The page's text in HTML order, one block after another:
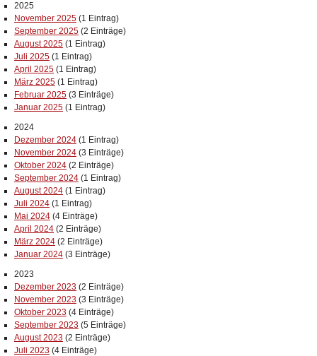
2025
November 2025 (1 Eintrag)
September 2025 (2 Einträge)
August 2025 (1 Eintrag)
Juli 2025 (1 Eintrag)
April 2025 (1 Eintrag)
März 2025 (1 Eintrag)
Februar 2025 (3 Einträge)
Januar 2025 (1 Eintrag)
2024
Dezember 2024 (1 Eintrag)
November 2024 (3 Einträge)
Oktober 2024 (2 Einträge)
September 2024 (1 Eintrag)
August 2024 (1 Eintrag)
Juli 2024 (1 Eintrag)
Mai 2024 (4 Einträge)
April 2024 (2 Einträge)
März 2024 (2 Einträge)
Januar 2024 (3 Einträge)
2023
Dezember 2023 (2 Einträge)
November 2023 (3 Einträge)
Oktober 2023 (4 Einträge)
September 2023 (5 Einträge)
August 2023 (2 Einträge)
Juli 2023 (4 Einträge)